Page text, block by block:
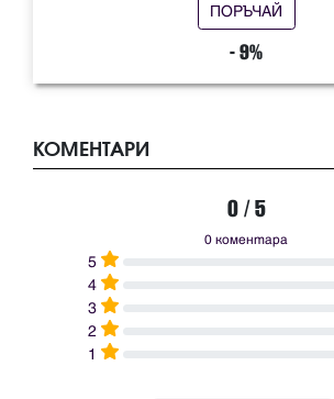
ПОРЪЧАЙ
- 9%
КОМЕНТАРИ
0 / 5
0 коментара
5
4
3
2
1